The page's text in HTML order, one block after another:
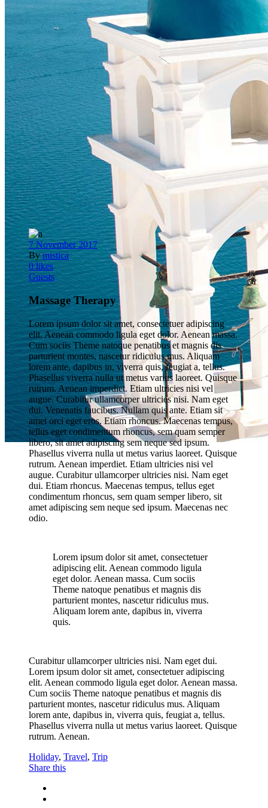
Mistica Boutique Hotels
7 November 2017
Bymistica
0likes
Guests
Massage Therapy
Lorem ipsum dolor sit amet, consectetuer adipiscing
elit. Aenean commodo ligula eget dolor. Aenean massa.
Cum sociis Theme natoque penatibus et magnis dis
parturient montes, nascetur ridiculus mus. Aliquam
lorem ante, dapibus in, viverra quis, feugiat a, tellus.
Phasellus viverra nulla ut metus varius laoreet. Quisque
rutrum. Aenean imperdiet. Etiam ultricies nisi vel
augue. Curabitur ullamcorper ultricies nisi. Nam eget
dui. Venenatis faucibus. Nullam quis ante. Etiam sit
amet orci eget eros. Etiam rhoncus. Maecenas tempus,
tellus eget condimentum rhoncus, sem quam semper
libero, sit amet adipiscing sem neque sed ipsum.
Phasellus viverra nulla ut metus varius laoreet. Quisque
rutrum. Aenean imperdiet. Etiam ultricies nisi vel
augue. Curabitur ullamcorper ultricies nisi. Nam eget
dui. Etiam rhoncus. Maecenas tempus, tellus eget
condimentum rhoncus, sem quam semper libero, sit
amet adipiscing sem neque sed ipsum. Maecenas nec
odio.
Lorem ipsum dolor sit amet, consectetuer
adipiscing elit. Aenean commodo ligula
eget dolor. Aenean massa. Cum sociis
Theme natoque penatibus et magnis dis
parturient montes, nascetur ridiculus mus.
Aliquam lorem ante, dapibus in, viverra
quis.
Curabitur ullamcorper ultricies nisi. Nam eget dui.
Lorem ipsum dolor sit amet, consectetuer adipiscing
elit. Aenean commodo ligula eget dolor. Aenean massa.
Cum sociis Theme natoque penatibus et magnis dis
parturient montes, nascetur ridiculus mus. Aliquam
lorem ante, dapibus in, viverra quis, feugiat a, tellus.
Phasellus viverra nulla ut metus varius laoreet. Quisque
rutrum. Aenean.
Holiday, Travel, Trip
Share this